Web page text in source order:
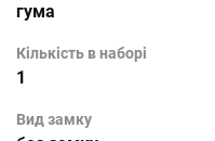
гума
Кількість в наборі
1
Вид замку